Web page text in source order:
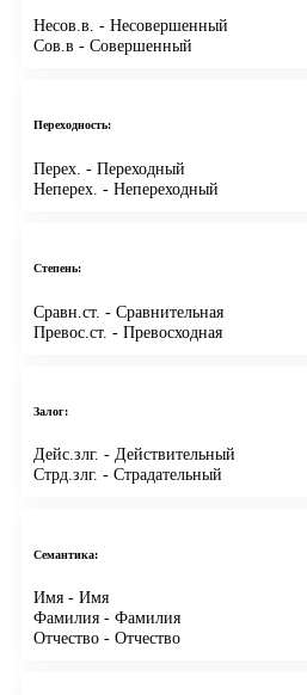
Несов.в. - Несовершенный
Сов.в - Совершенный
Переходность:
Перех. - Переходный
Неперех. - Непереходный
Степень:
Сравн.ст. - Сравнительная
Превос.ст. - Превосходная
Залог:
Дейс.злг. - Действительный
Стрд.злг. - Страдательный
Семантика:
Имя - Имя
Фамилия - Фамилия
Отчество - Отчество